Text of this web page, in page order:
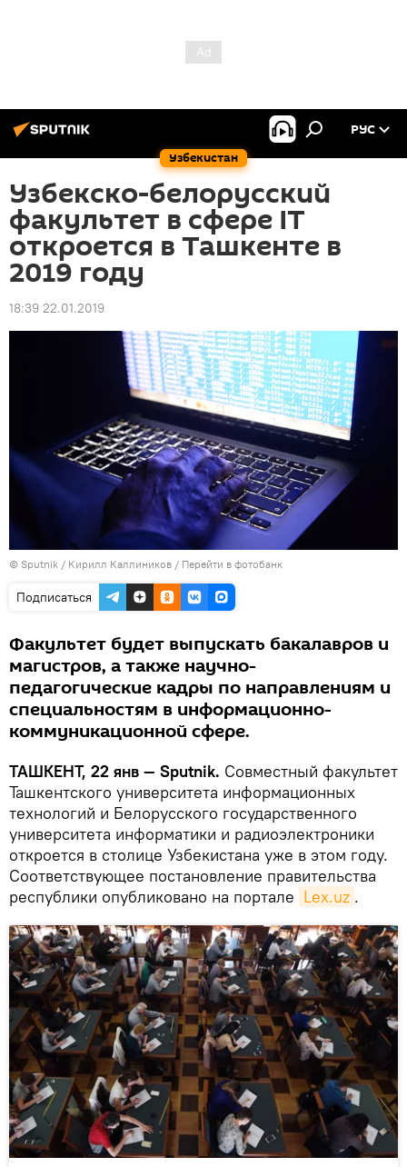
Узбекистан
РУС
Узбекско-белорусский
факультет в сфере IT
откроется в Ташкенте в
2019 году
18:39 22.01.2019
© Sputnik / Кирилл Каллиников / Перейти в фотобанк
Подписаться
Факультет будет выпускать бакалавров и
магистров, а также научно-
педагогические кадры по направлениям и
специальностям в информационно-
коммуникационной сфере.
ТАШКЕНТ, 22 янв — Sputnik. Совместный факультет
Ташкентского университета информационных
технологий и Белорусского государственного
университета информатики и радиоэлектроники
откроется в столице Узбекистана уже в этом году.
Соответствующее постановление правительства
республики опубликовано на портале Lex.uz .